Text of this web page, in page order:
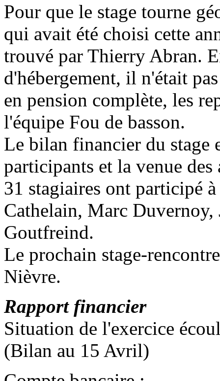
Pour que le stage tourne
qui avait été choisi cette
trouvé par Thierry Abran.
d'hébergement, il n'était
en pension complète, les
l'équipe Fou de basson.
Le bilan financier du stage
participants et la venue des
31 stagiaires ont participé
Cathelain, Marc
Goutfreind.
Le prochain stage-
Nièvre.
Rapport financier
Situation de l'exercice
(Bilan au 15 Avril)